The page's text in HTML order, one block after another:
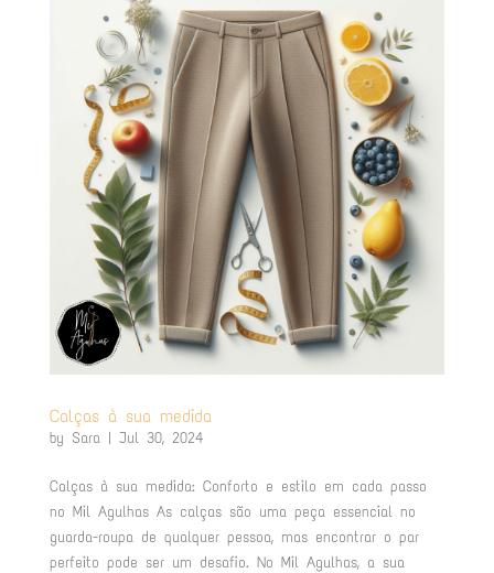
Calças à sua medida
by Sara| Jul 30, 2024
Calças à sua medida: Conforto e estilo em cada passo
no Mil Agulhas As calças são uma peça essencial no
guarda-roupa de qualquer pessoa, mas encontrar o par
perfeito pode ser um desafio. No Mil Agulhas, a sua